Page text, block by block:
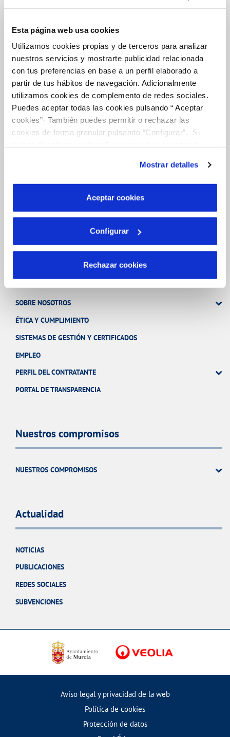
Esta página web usa cookies
Utilizamos cookies propias y de terceros para analizar
nuestros servicios y mostrarte publicidad relacionada
con tus preferencias en base a un perfil elaborado a
partir de tus hábitos de navegación. Adicionalmente
utilizamos cookies de complemento de redes sociales.
Puedes aceptar todas las cookies pulsando “ Aceptar
cookies”· También puedes permitir o rechazar las
cookies de forma granular pulsando “Configurar”. Si
son indispensables para que el sitio web funcione y que
por tanto no se pueden desactivar. Puedes consultar
más información en nuestraPolítica de Cookies
Mostrar detalles
Aceptar cookies
Configurar
Rechazar cookies
COMPROMISO DE SERVICIO
Tu Agua
NUESTRO PAPEL EN EL CICLO URBANO
CALIDAD
CUIDADOS DEL AGUA
SOBRE NOSOTROS
ÉTICA Y CUMPLIMIENTO
SISTEMAS DE GESTIÓN Y CERTIFICADOS
EMPLEO
PERFIL DEL CONTRATANTE
PORTAL DE TRANSPARENCIA
Nuestros compromisos
NUESTROS COMPROMISOS
Actualidad
NOTICIAS
PUBLICACIONES
REDES SOCIALES
SUBVENCIONES
Aviso legal y privacidad de la web
Política de cookies
Protección de datos